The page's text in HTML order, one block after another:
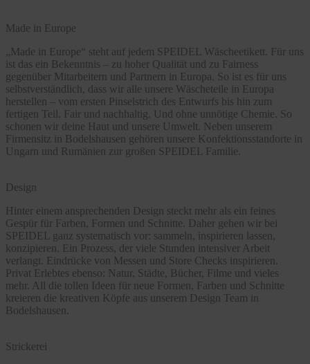
Made in Europe
„Made in Europe“ steht auf jedem SPEIDEL Wäscheetikett. Für uns
ist das ein Bekenntnis – zu hoher Qualität und zu Fairness
gegenüber Mitarbeitern und Partnern in Europa. So ist es für uns
selbstverständlich, dass wir alle unsere Wäscheteile in Europa
herstellen – vom ersten Pinselstrich des Entwurfs bis hin zum
fertigen Teil. Fair und nachhaltig. Und ohne unnötige Chemie. So
schonen wir deine Haut und unsere Umwelt. Neben unserem
Firmensitz in Bodelshausen gehören unsere Konfektionsstandorte in
Ungarn und Rumänien zur großen SPEIDEL Familie.
Design
Hinter einem ansprechenden Design steckt mehr als ein feines
Gespür für Farben, Formen und Schnitte. Daher gehen wir bei
SPEIDEL ganz systematisch vor: sammeln, inspirieren lassen,
konzipieren. Ein Prozess, der viele Stunden intensiver Arbeit
verlangt. Eindrücke von Messen und Store Checks inspirieren.
Privat Erlebtes ebenso: Natur, Städte, Bücher, Filme und vieles
mehr. All die tollen Ideen für neue Formen, Farben und Schnitte
kreieren die kreativen Köpfe aus unserem Design Team in
Bodelshausen.
Strickerei